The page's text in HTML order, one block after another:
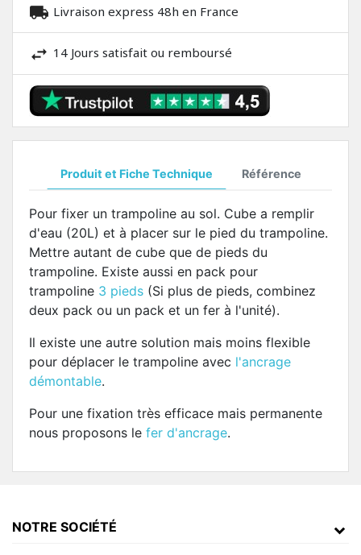
Livraison express 48h en France
14 Jours satisfait ou remboursé
Produit et Fiche Technique Référence
Pour fixer un trampoline au sol. Cube a remplir
d'eau (20L) et à placer sur le pied du trampoline.
Mettre autant de cube que de pieds du
trampoline. Existe aussi en pack pour
trampoline 3 pieds (Si plus de pieds, combinez
deux pack ou un pack et un fer à l'unité).
Il existe une autre solution mais moins flexible
pour déplacer le trampoline avec l'ancrage
démontable.
Pour une fixation très efficace mais permanente
nous proposons le fer d'ancrage.
NOTRE SOCIÉTÉ